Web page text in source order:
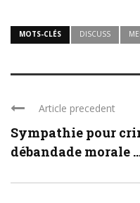
MOTS-CLÉS DISCUSS
Article precedent
Sympathie pour
débandade morale